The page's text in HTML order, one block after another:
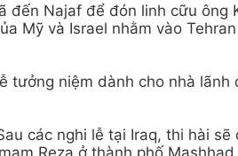
đến Najaf để đón linh cữu ông
Mỹ và Israel nhằm vào
tưởng niệm dành cho nhà lãnh
các nghi lễ tại Iraq, thi hài
Reza ở thành phố